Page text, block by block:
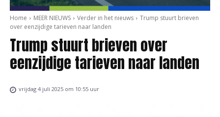
Home MEER NIEUWS Verder in het nieuws
Trump stuurt brieven
over eenzijdige tarieven naar landen
Trump stuurt brieven over
eenzijdige tarieven naar landen
vrijdag 4 juli 2025 om 10:55 uur